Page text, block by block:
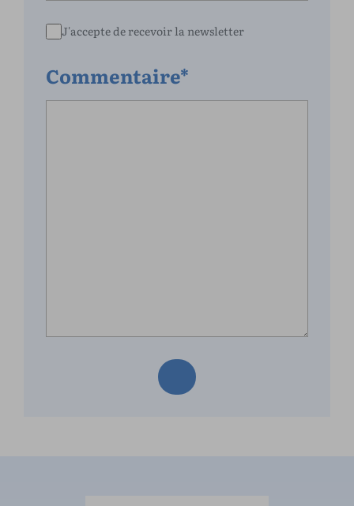
J'accepte de recevoir la newsletter
Commentaire*